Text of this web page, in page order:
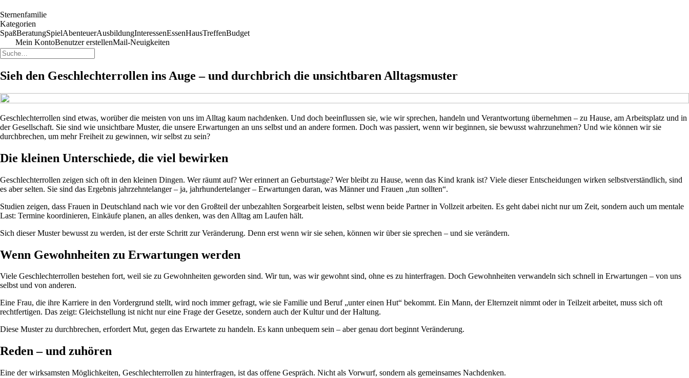
Sternenfamilie
Kategorien
SpaßBeratungSpielAbenteuerAusbildungInteressenEssenHausTreffenBudget
Mein KontoBenutzer erstellenMail-Neuigkeiten
Sieh den Geschlechterrollen ins Auge – und durchbrich die unsichtbaren Alltagsmuster
Geschlechterrollen sind etwas, worüber die meisten von uns im Alltag kaum nachdenken. Und doch beeinflussen sie, wie wir sprechen, handeln und Verantwortung übernehmen – zu Hause, am Arbeitsplatz und in
der Gesellschaft. Sie sind wie unsichtbare Muster, die unsere Erwartungen an uns selbst und an andere formen. Doch was passiert, wenn wir beginnen, sie bewusst wahrzunehmen? Und wie können wir sie
durchbrechen, um mehr Freiheit zu gewinnen, wir selbst zu sein?
Die kleinen Unterschiede, die viel bewirken
Geschlechterrollen zeigen sich oft in den kleinen Dingen. Wer räumt auf? Wer erinnert an Geburtstage? Wer bleibt zu Hause, wenn das Kind krank ist? Viele dieser Entscheidungen wirken selbstverständlich, sind
es aber selten. Sie sind das Ergebnis jahrzehntelanger – ja, jahrhundertelanger – Erwartungen daran, was Männer und Frauen „tun sollten“.
Studien zeigen, dass Frauen in Deutschland nach wie vor den Großteil der unbezahlten Sorgearbeit leisten, selbst wenn beide Partner in Vollzeit arbeiten. Es geht dabei nicht nur um Zeit, sondern auch um mentale
Last: Termine koordinieren, Einkäufe planen, an alles denken, was den Alltag am Laufen hält.
Sich dieser Muster bewusst zu werden, ist der erste Schritt zur Veränderung. Denn erst wenn wir sie sehen, können wir über sie sprechen – und sie verändern.
Wenn Gewohnheiten zu Erwartungen werden
Viele Geschlechterrollen bestehen fort, weil sie zu Gewohnheiten geworden sind. Wir tun, was wir gewohnt sind, ohne es zu hinterfragen. Doch Gewohnheiten verwandeln sich schnell in Erwartungen – von uns
selbst und von anderen.
Eine Frau, die ihre Karriere in den Vordergrund stellt, wird noch immer gefragt, wie sie Familie und Beruf „unter einen Hut“ bekommt. Ein Mann, der Elternzeit nimmt oder in Teilzeit arbeitet, muss sich oft
rechtfertigen. Das zeigt: Gleichstellung ist nicht nur eine Frage der Gesetze, sondern auch der Kultur und der Haltung.
Diese Muster zu durchbrechen, erfordert Mut, gegen das Erwartete zu handeln. Es kann unbequem sein – aber genau dort beginnt Veränderung.
Reden – und zuhören
Eine der wirksamsten Möglichkeiten, Geschlechterrollen zu hinterfragen, ist das offene Gespräch. Nicht als Vorwurf, sondern als gemeinsames Nachdenken.